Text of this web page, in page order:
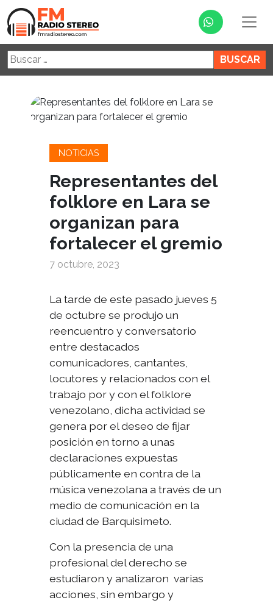
Buscar:
NOTICIAS
Representantes del
folklore en Lara se
organizan para
fortalecer el gremio
7 octubre, 2023
La tarde de este pasado jueves 5
de octubre se produjo un
reencuentro y conversatorio
entre destacados
comunicadores, cantantes,
locutores y relacionados con el
trabajo por y con el folklore
venezolano, dicha actividad se
genera por el deseo de fijar
posición en torno a unas
declaraciones expuestas
públicamente en contra de la
música venezolana a través de un
medio de comunicación en la
ciudad de Barquisimeto.
Con la presencia de una
profesional del derecho se
estudiaron y analizaron varias
acciones, sin embargo y